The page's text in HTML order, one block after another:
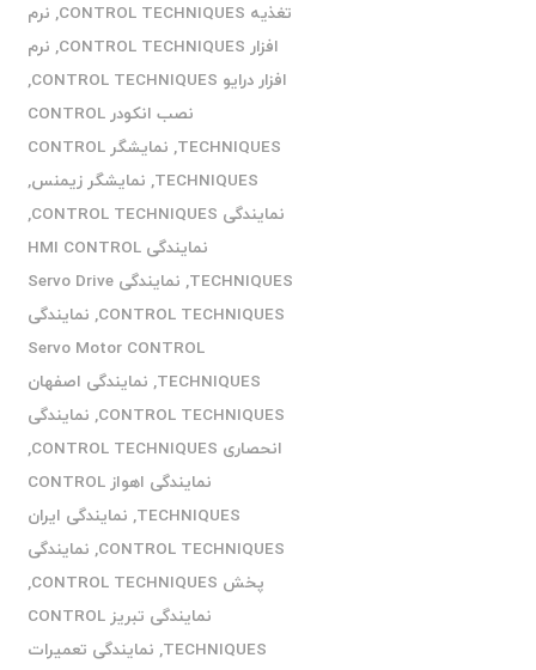
تغذیه CONTROL TECHNIQUES
, نرم
افزار CONTROL TECHNIQUES
, نرم
افزار درایو CONTROL TECHNIQUES
,
نصب انکودر CONTROL
TECHNIQUES
,
نمایشگر CONTROL
TECHNIQUES
, نمایشگر زیمنس,
نمایندگی CONTROL TECHNIQUES
,
نمایندگی HMI CONTROL
TECHNIQUES
,
نمایندگی Servo Drive
CONTROL TECHNIQUES
, نمایندگی
Servo Motor CONTROL
TECHNIQUES
, نمایندگی اصفهان
CONTROL TECHNIQUES
, نمایندگی
انحصاری CONTROL TECHNIQUES
,
نمایندگی اهواز CONTROL
TECHNIQUES
, نمایندگی ایران
CONTROL TECHNIQUES
, نمایندگی
پخش CONTROL TECHNIQUES
,
نمایندگی تبریز CONTROL
TECHNIQUES
, نمایندگی تعمیرات